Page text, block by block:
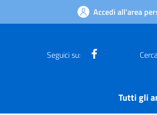
Accedi all'area
Seguici su:
Tutti gli